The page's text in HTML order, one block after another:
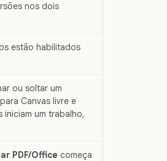
nos dois
estão habilitados
ou soltar um
Canvas livre e
iniciam um trabalho,
PDF/Office começa